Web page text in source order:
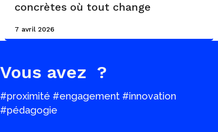
concrètes où tout change
7 avril 2026
Vous avez ?
#proximité #engagement #innovation
#pédagogie